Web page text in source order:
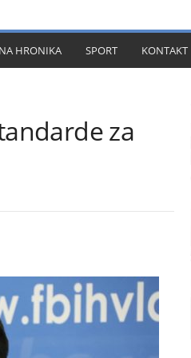
HRONIKA SPORT KONTAKT
za